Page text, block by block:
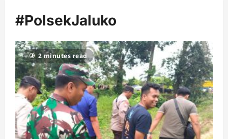
#PolsekJaluko
2 minutes read